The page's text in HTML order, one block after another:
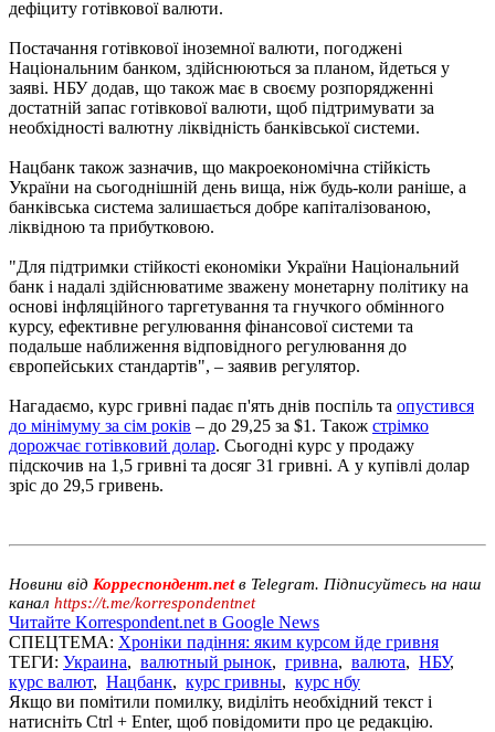
дефіциту готівкової валюти.
Постачання готівкової іноземної валюти, погоджені
Національним банком, здійснюються за планом, йдеться у
заяві. НБУ додав, що також має в своєму розпорядженні
достатній запас готівкової валюти, щоб підтримувати за
необхідності валютну ліквідність банківської системи.
Нацбанк також зазначив, що макроекономічна стійкість
України на сьогоднішній день вища, ніж будь-коли раніше, а
банківська система залишається добре капіталізованою,
ліквідною та прибутковою.
"Для підтримки стійкості економіки України Національний
банк і надалі здійснюватиме зважену монетарну політику на
основі інфляційного таргетування та гнучкого обмінного
курсу, ефективне регулювання фінансової системи та
подальше наближення відповідного регулювання до
європейських стандартів", – заявив регулятор.
Нагадаємо, курс гривні падає п'ять днів поспіль та опустився
до мінімуму за сім років – до 29,25 за $1. Також стрімко
дорожчає готівковий долар. Сьогодні курс у продажу
підскочив на 1,5 гривні та досяг 31 гривні. А у купівлі долар
зріс до 29,5 гривень.
Новини від Корреспондент.netв Telegram. Підписуйтесь на наш
канал https://t.me/korrespondentnet
Читайте Korrespondent.net в Google News
СПЕЦТЕМА: Хроніки падіння: яким курсом йде гривня
ТЕГИ: Украина, валютный рынок, гривна, валюта, НБУ,
курс валют, Нацбанк, курс гривны, курс нбу
Якщо ви помітили помилку, виділіть необхідний текст і
натисніть Ctrl + Enter, щоб повідомити про це редакцію.